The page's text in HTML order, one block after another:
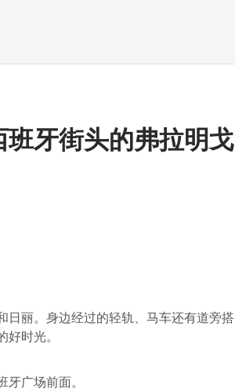
班牙街头的弗拉明戈
丽。身边经过的轻轨、马车还有道旁搭
时光。
广场前面。